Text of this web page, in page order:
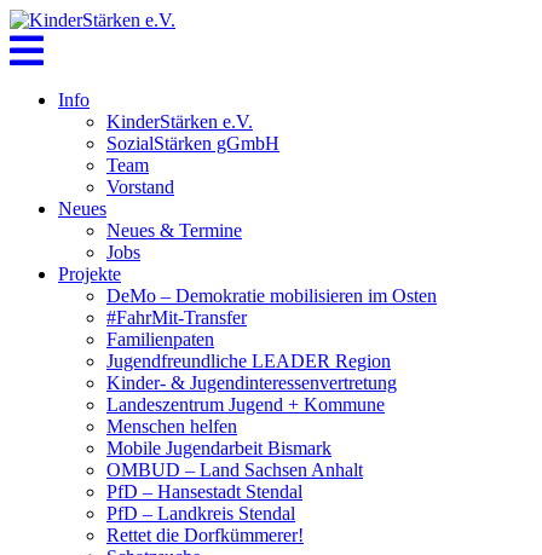
Skip
to
content
Info
KinderStärken e.V.
SozialStärken gGmbH
Team
Vorstand
Neues
Neues & Termine
Jobs
Projekte
DeMo – Demokratie mobilisieren im Osten
#FahrMit-Transfer
Familienpaten
Jugendfreundliche LEADER Region
Kinder- & Jugendinteressenvertretung
Landeszentrum Jugend + Kommune
Menschen helfen
Mobile Jugendarbeit Bismark
OMBUD – Land Sachsen Anhalt
PfD – Hansestadt Stendal
PfD – Landkreis Stendal
Rettet die Dorfkümmerer!